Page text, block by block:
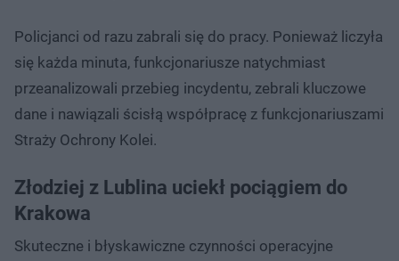
Policjanci od razu zabrali się do pracy. Ponieważ liczyła
się każda minuta, funkcjonariusze natychmiast
przeanalizowali przebieg incydentu, zebrali kluczowe
dane i nawiązali ścisłą współpracę z funkcjonariuszami
Straży Ochrony Kolei.
Złodziej z Lublina uciekł pociągiem do
Krakowa
Skuteczne i błyskawiczne czynności operacyjne